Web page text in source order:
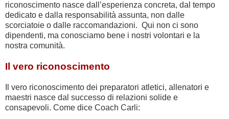
riconoscimento nasce dall’esperienza concreta, dal tempo
dedicato e dalla responsabilità assunta, non dalle
scorciatoie o dalle raccomandazioni. Qui non ci sono
dipendenti, ma conosciamo bene i nostri volontari e la
nostra comunità.
Il vero riconoscimento
Il vero riconoscimento dei preparatori atletici, allenatori e
maestri nasce dal successo di relazioni solide e
consapevoli. Come dice Coach Carli: